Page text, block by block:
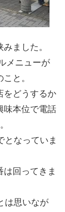
ました。
メニューが
と。
をどうするか
味本位で電話
となっていま
回ってきま
は思いなが